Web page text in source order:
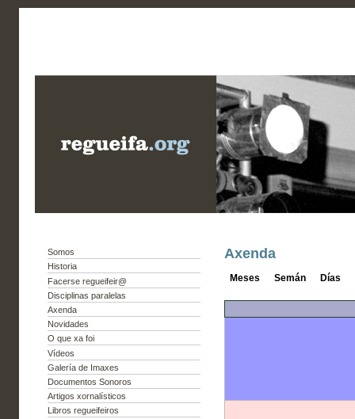
Somos
Historia
Facerse regueifeir@
Disciplinas paralelas
Axenda
Novidades
O que xa foi
Vídeos
Galería de Imaxes
Documentos Sonoros
Artigos xornalísticos
Libros regueifeiros
Axenda
Meses Semán Días